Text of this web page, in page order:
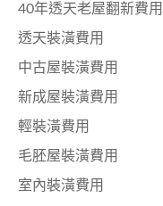
40年透天老屋翻新費用
透天裝潢費用
中古屋裝潢費用
新成屋裝潢費用
輕裝潢費用
毛胚屋裝潢費用
室內裝潢費用